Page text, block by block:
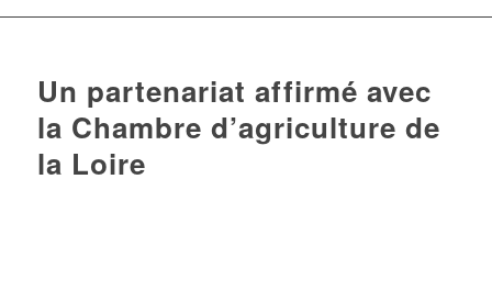
Un partenariat affirmé avec
la Chambre d’agriculture de
la Loire